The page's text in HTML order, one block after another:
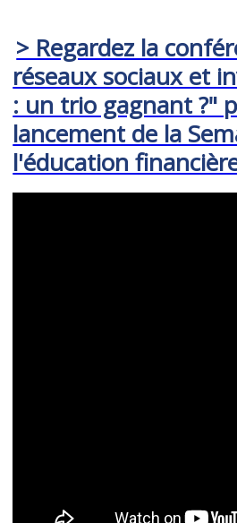
> Regardez la
réseaux sociaux et
: un trio gagnant ?"
lancement de la
l'éducation